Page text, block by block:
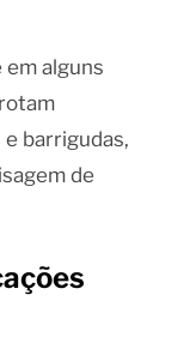
em alguns
barrigudas,
de